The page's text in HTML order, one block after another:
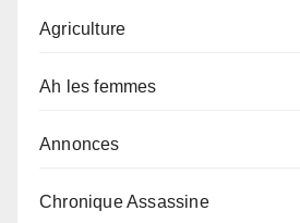
Agriculture
Ah les femmes
Annonces
Chronique Assassine